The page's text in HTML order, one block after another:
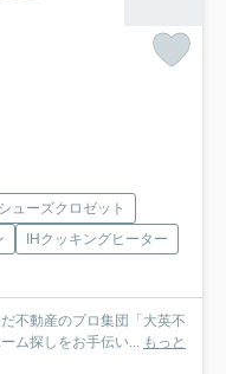
ューズクロゼット
IHクッキングヒーター
不動産のプロ集団「大英不
ム探しをお手伝い... もっと